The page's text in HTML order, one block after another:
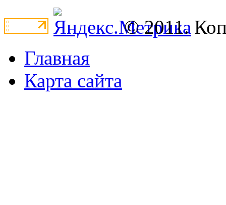
© 2011.
Главная
Карта сайта